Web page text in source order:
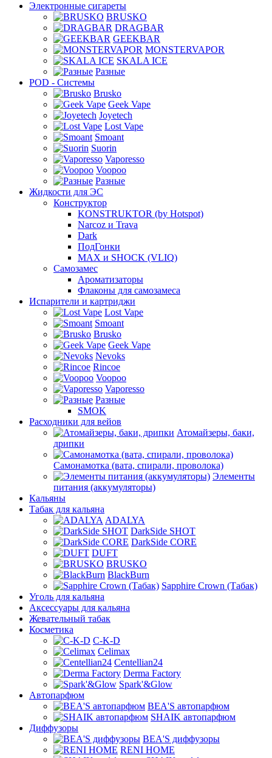
Электронные сигареты
BRUSKO
DRAGBAR
GEEKBAR
MONSTERVAPOR
SKALA ICE
Разные
POD - Системы
Brusko
Geek Vape
Joyetech
Lost Vape
Smoant
Suorin
Vaporesso
Voopoo
Разные
Жидкости для ЭС
Конструктор
KONSTRUKTOR (by Hotspot)
Narcoz и Trava
Dark
ПодГонки
MAX и SHOCK (VLIQ)
Самозамес
Ароматизаторы
Флаконы для самозамеса
Испарители и картриджи
Lost Vape
Smoant
Brusko
Geek Vape
Nevoks
Rincoe
Voopoo
Vaporesso
Разные
SMOK
Расходники для вейов
Атомайзеры, баки,
дрипки
Самонамотка (вата, спирали, проволока)
Элементы
питания (аккумуляторы)
Кальяны
Табак для кальяна
ADALYA
DarkSide SHOT
DarkSide CORE
DUFT
BRUSKO
BlackBurn
Sapphire Crown (Табак)
Уголь для кальяна
Аксессуары для кальяна
Жевательный табак
Косметика
C-K-D
Celimax
Centellian24
Derma Factory
Spark'&Glow
Автопарфюм
BEA'S автопарфюм
SHAIK автопарфюм
Диффузоры
BEA'S диффузоры
RENI HOME